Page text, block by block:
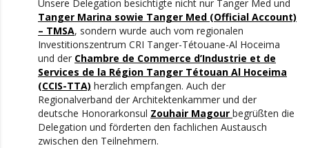
Unsere Delegation besichtigte nicht nur Tanger Med und
Tanger Marina sowie Tanger Med (Official Account)
– TMSA, sondern wurde auch vom regionalen
Investitionszentrum CRI Tanger-Tétouane-Al Hoceima
und der Chambre de Commerce d’Industrie et de
Services de la Région Tanger Tétouan Al Hoceima
(CCIS-TTA) herzlich empfangen. Auch der
Regionalverband der Architektenkammer und der
deutsche Honorarkonsul Zouhair Magour begrüßten die
Delegation und förderten den fachlichen Austausch
zwischen den Teilnehmern.